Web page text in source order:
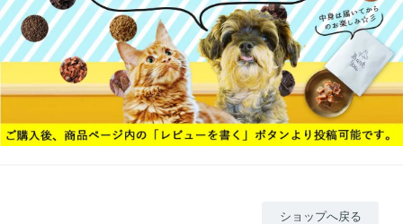
ショップへ戻る